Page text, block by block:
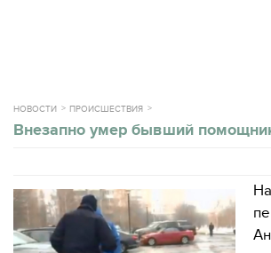
НОВОСТИ ПРОИСШЕСТВИЯ
Внезапно умер бывший